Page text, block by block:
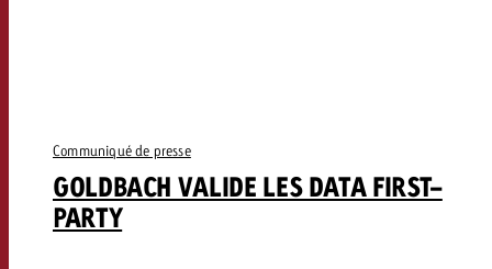
Communiqué de presse
GOLDBACH VALIDE LES DATA FIRST-
PARTY